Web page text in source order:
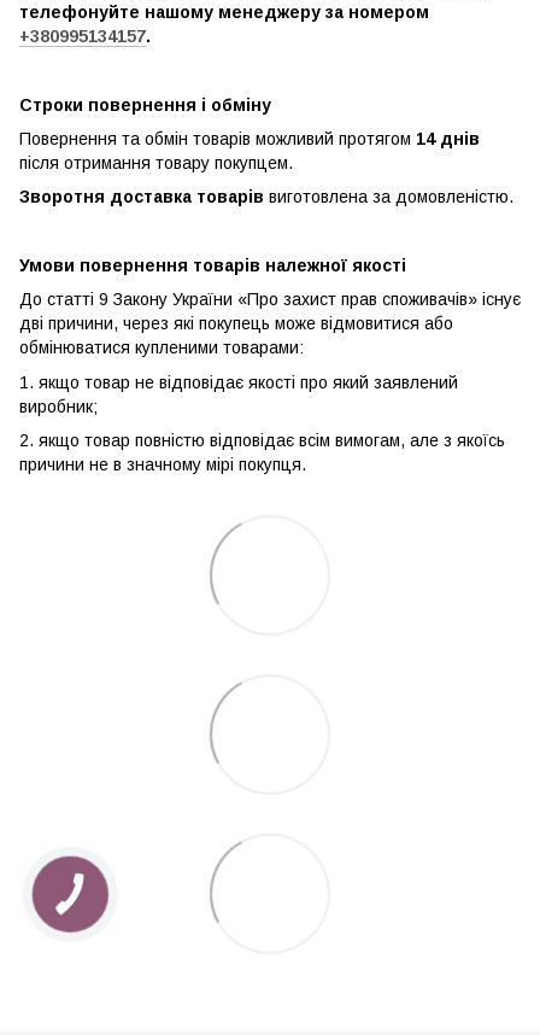
телефонуйте нашому менеджеру за номером
+380995134157.
Строки повернення і обміну
Повернення та обмін товарів можливий протягом 14 днів
після отримання товару покупцем.
Зворотня доставка товарів виготовлена ​​за домовленістю.
Умови повернення товарів належної якості
До статті 9 Закону України «Про захист прав споживачів» існує
дві причини, через які покупець може відмовитися або
обмінюватися купленими товарами:
1. якщо товар не відповідає якості про який заявлений
виробник;
2. якщо товар повністю відповідає всім вимогам, але з якоїсь
причини не в значному мірі покупця.